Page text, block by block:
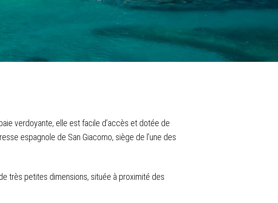
verdoyante, elle est facile d’accès et dotée de
espagnole de San Giacomo, siège de l’une des
très petites dimensions, située à proximité des